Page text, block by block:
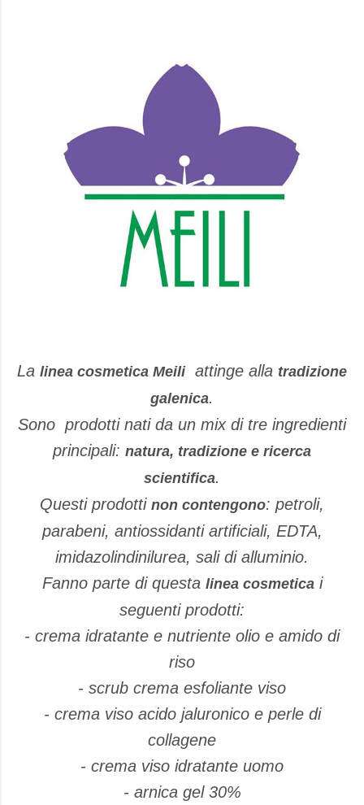
La linea cosmetica Meiliattinge alla tradizione
galenica.
Sono prodotti nati da un mix di tre ingredienti
principali: natura, tradizione e ricerca
scientifica.
Questi prodotti non contengono: petroli,
parabeni, antiossidanti artificiali, EDTA,
imidazolindinilurea, sali di alluminio.
Fanno parte di questa linea cosmeticai
seguenti prodotti:
- crema idratante e nutriente olio e amido di
riso
- scrub crema esfoliante viso
- crema viso acido jaluronico e perle di
collagene
- crema viso idratante uomo
- arnica gel 30%